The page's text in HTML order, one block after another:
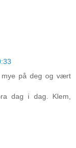
mye på deg og vært
dag i dag. Klem,